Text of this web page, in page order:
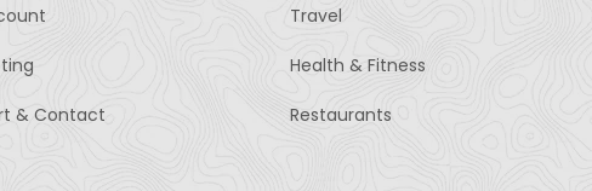
& Contact
Travel
Health & Fitness
Restaurants